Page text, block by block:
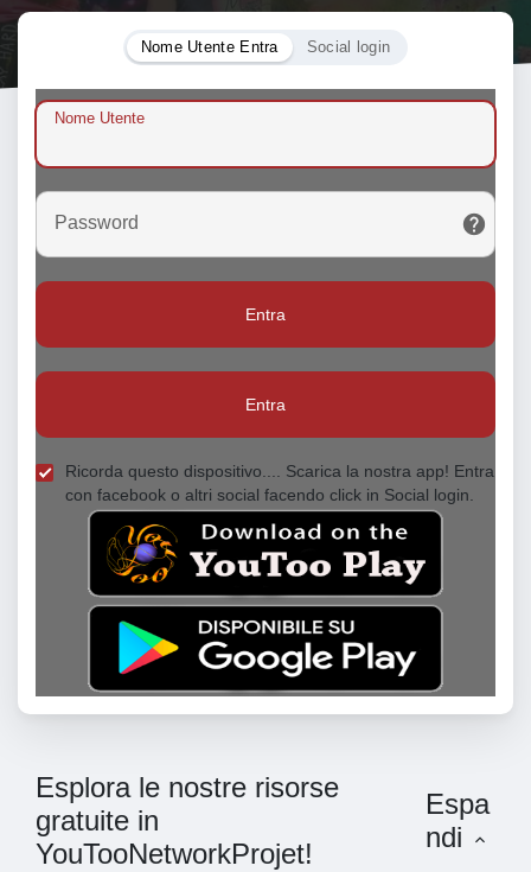
Nome Utente Entra Social login
Nome Utente
Password
Entra
Entra
Ricorda questo dispositivo.... Scarica la nostra app! Entra
con facebook o altri social facendo click in Social login.
Esplora le nostre risorse
gratuite in
YouTooNetworkProjet!
Espa
ndi